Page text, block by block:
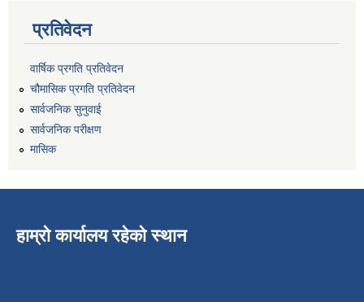
प्रतिवेदन
वार्षिक प्रगति प्रतिवेदन
चौमासिक प्रगति प्रतिवेदन
सार्वजनिक सुनुवाई
सार्वजनिक परीक्षण
मासिक
हाम्रो कार्यालय रहेको स्थान